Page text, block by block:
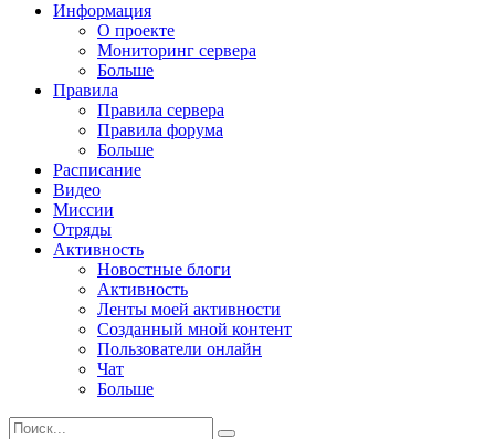
Информация
О проекте
Мониторинг сервера
Больше
Правила
Правила сервера
Правила форума
Больше
Расписание
Видео
Миссии
Отряды
Активность
Новостные блоги
Активность
Ленты моей активности
Созданный мной контент
Пользователи онлайн
Чат
Больше